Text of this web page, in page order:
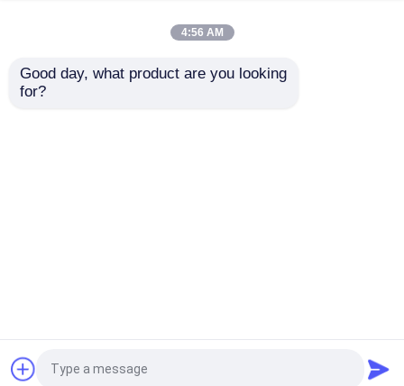
trung quốc.Copyright © 2026 YINGDA
4:56 AM
Good day, what product are you looking
for?